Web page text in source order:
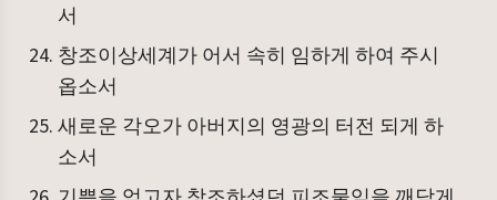
서
창조이상세계가 어서 속히 임하게 하여 주시
옵소서
새로운 각오가 아버지의 영광의 터전 되게 하
소서